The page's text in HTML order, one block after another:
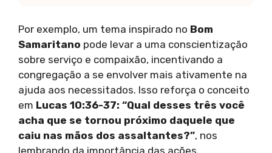
Por exemplo, um tema inspirado no Bom
Samaritano pode levar a uma conscientização
sobre serviço e compaixão, incentivando a
congregação a se envolver mais ativamente na
ajuda aos necessitados. Isso reforça o conceito
em Lucas 10:36-37: “Qual desses três você
acha que se tornou próximo daquele que
caiu nas mãos dos assaltantes?”, nos